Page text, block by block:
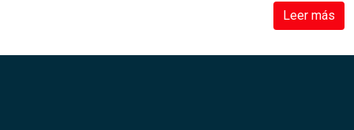
Leer más